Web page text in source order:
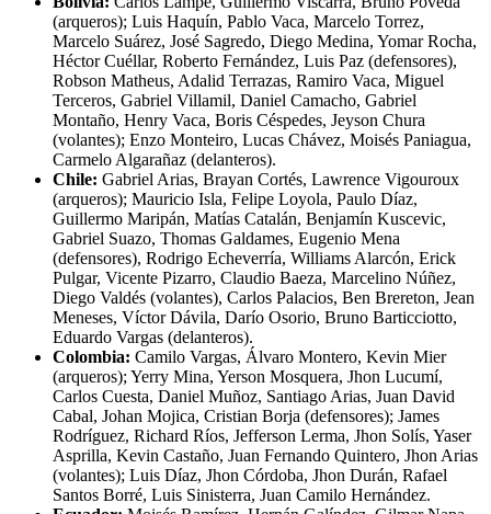
(arqueros); Luis Haquín, Pablo Vaca, Marcelo Torrez,
Marcelo Suárez, José Sagredo, Diego Medina, Yomar Rocha,
Héctor Cuéllar, Roberto Fernández, Luis Paz (defensores),
Robson Matheus, Adalid Terrazas, Ramiro Vaca, Miguel
Terceros, Gabriel Villamil, Daniel Camacho, Gabriel
Montaño, Henry Vaca, Boris Céspedes, Jeyson Chura
(volantes); Enzo Monteiro, Lucas Chávez, Moisés Paniagua,
Carmelo Algarañaz (delanteros).
Chile: Gabriel Arias, Brayan Cortés, Lawrence Vigouroux
(arqueros); Mauricio Isla, Felipe Loyola, Paulo Díaz,
Guillermo Maripán, Matías Catalán, Benjamín Kuscevic,
Gabriel Suazo, Thomas Galdames, Eugenio Mena
(defensores), Rodrigo Echeverría, Williams Alarcón, Erick
Pulgar, Vicente Pizarro, Claudio Baeza, Marcelino Núñez,
Diego Valdés (volantes), Carlos Palacios, Ben Brereton, Jean
Meneses, Víctor Dávila, Darío Osorio, Bruno Barticciotto,
Eduardo Vargas (delanteros).
Colombia: Camilo Vargas, Álvaro Montero, Kevin Mier
(arqueros); Yerry Mina, Yerson Mosquera, Jhon Lucumí,
Carlos Cuesta, Daniel Muñoz, Santiago Arias, Juan David
Cabal, Johan Mojica, Cristian Borja (defensores); James
Rodríguez, Richard Ríos, Jefferson Lerma, Jhon Solís, Yaser
Asprilla, Kevin Castaño, Juan Fernando Quintero, Jhon Arias
(volantes); Luis Díaz, Jhon Córdoba, Jhon Durán, Rafael
Santos Borré, Luis Sinisterra, Juan Camilo Hernández.